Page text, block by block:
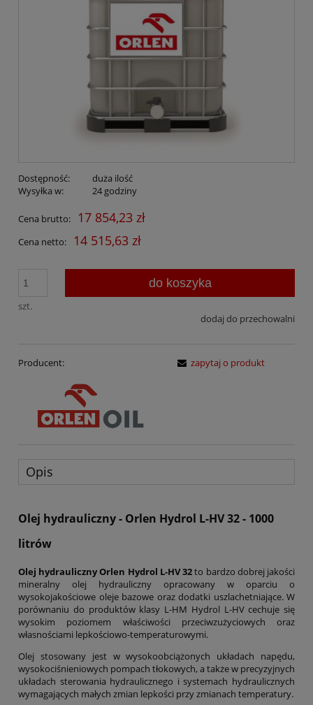
Dostępność:
duża ilość
Wysyłka w:
24 godziny
Cena brutto: 17 854,23 zł
Cena netto: 14 515,63 zł
szt.
do koszyka
dodaj do przechowalni
Producent: zapytaj o produkt
Opis
Olej hydrauliczny - Orlen Hydrol L-HV 32 - 1000
litrów
Olej hydrauliczny Orlen Hydrol L-HV 32to bardzo dobrej jakości
mineralny olej hydrauliczny opracowany w oparciu o
wysokojakościowe oleje bazowe oraz dodatki uszlachetniające. W
porównaniu do produktów klasy L-HM Hydrol L-HV cechuje się
wysokim poziomem właściwości przeciwzużyciowych oraz
własnościami lepkościowo-temperaturowymi.
Olej stosowany jest w wysokoobciążonych układach napędu,
wysokociśnieniowych pompach tłokowych, a także w precyzyjnych
układach sterowania hydraulicznego i systemach hydraulicznych
wymagających małych zmian lepkości przy zmianach temperatury.